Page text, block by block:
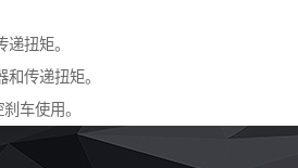
扭矩。
传递扭矩。
车使用。